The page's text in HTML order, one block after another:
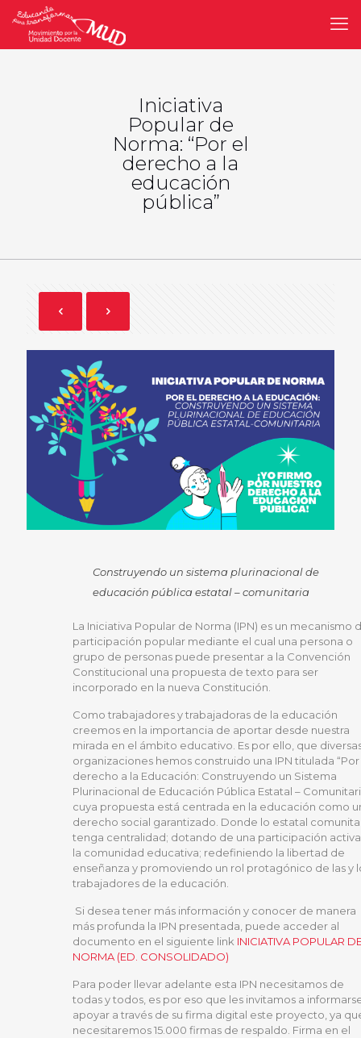
Iniciativa
Popular de
Norma: “Por el
derecho a la
educación
pública”
Construyendo un sistema plurinacional de
educación pública estatal – comunitaria
La Iniciativa Popular de Norma (IPN) es un mecanismo
participación popular mediante el cual una persona o
grupo de personas puede presentar a la Convención
Constitucional una propuesta de texto para ser
incorporado en la nueva Constitución.
Como trabajadores y trabajadoras de la educación
creemos en la importancia de aportar desde nuestra
mirada en el ámbito educativo. Es por ello, que
organizaciones hemos construido una IPN titulada
derecho a la Educación: Construyendo un Sistema
Plurinacional de Educación Pública Estatal –
cuya propuesta está centrada en la educación como
derecho social garantizado. Donde lo estatal
tenga centralidad; dotando de una participación
la comunidad educativa; redefiniendo la libertad de
enseñanza y promoviendo un rol protagónico de las y
trabajadores de la educación.
Si desea tener más información y conocer de manera
más profunda la IPN presentada, puede acceder al
documento en el siguiente link INICIATIVA POPULAR
NORMA (ED. CONSOLIDADO)
Para poder llevar adelante esta IPN necesitamos de
todas y todos, es por eso que les invitamos a
apoyar a través de su firma digital este proyecto, ya
necesitaremos 15.000 firmas de respaldo. Firma en el